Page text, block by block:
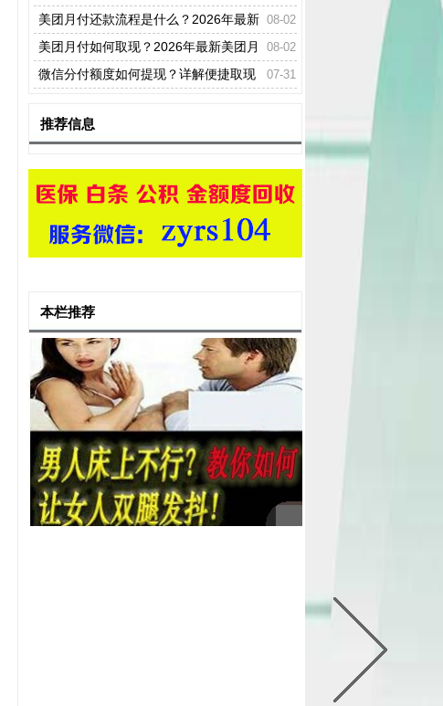
团月付在哪里进行还款 08-02
美团月付还款流程是什么？2026年最新
美团月付开通方法 08-02
美团月付如何取现？2026年最新美团月
付使用说明 07-31
微信分付额度如何提现？详解便捷取现
推荐信息
本栏推荐